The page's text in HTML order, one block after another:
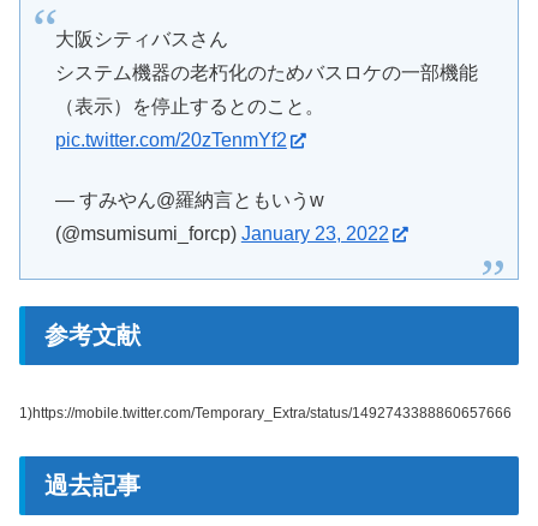
大阪シティバスさん
システム機器の老朽化のためバスロケの一部機能
（表示）を停止するとのこと。
pic.twitter.com/20zTenmYf2
— すみやん@羅納言ともいうw
(@msumisumi_forcp) January 23, 2022
参考文献
1)https://mobile.twitter.com/Temporary_Extra/status/1492743388860657666
過去記事